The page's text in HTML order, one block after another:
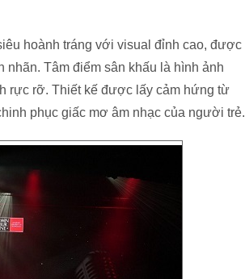
hoành tráng với visual đỉnh cao, được
Tâm điểm sân khấu là hình ảnh
rực rỡ. Thiết kế được lấy cảm hứng từ
phục giấc mơ âm nhạc của người trẻ.